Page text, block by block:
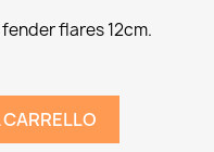
flares 12cm.